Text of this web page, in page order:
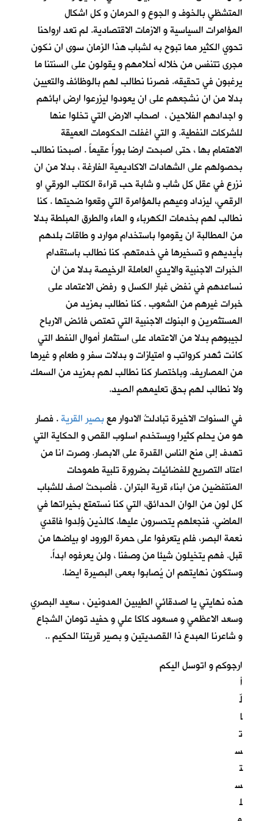
المتشظي بالخوف و الجوع و الحرمان و كل اشكال
المؤامرات السياسية و الازمات الاقتصادية. لم تعد ارواحنا
تحوي الكثير مما تبوح به لشباب هذا الزمان سوى ان نكون
مجرى تتنفس من خلاله أحلامهم و يقولون على السنتنا ما
يرغبون في تحقيقه. فصرنا نطالب لهم بالوظائف والتعيين
بدلا من ان نشجعهم على ان يعودوا ليزرعوا ارض ابائهم
و اجدادهم الفلاحين ، اصحاب الارض التي تخلوا عنها
للشركات النفطية. و التي اغفلت الحكومات العميقة
الاهتمام بها ، حتى اصبحت ارضا بوراً عقيماً . اصبحنا نطالب
بحصولهم على الشهادات الاكاديمية الفارغة ، بدلا من ان
نزرع في عقل كل شاب و شابة حب قراءة الكتاب الورقي او
الرقمي، ليزداد وعيهم بالمؤامرة التي وقعوا ضحيتها . كنا
نطالب لهم بخدمات الكهرباء و الماء والطرق المبلطة بدلا
من المطالبة ان يقوموا باستخدام موارد و طاقات بلدهم
بأيديهم و تسخيرها في خدمتهم. كنا نطالب باستقدام
الخبرات الاجنبية والايدي العاملة الرخيصة بدلا من ان
نساعدهم في نفض غبار الكسل و رفض الاعتماد على
خبرات غيرهم من الشعوب . كنا نطالب بمزيد من
المستثمرين و البنوك الاجنبية التي تمتص فائض الارباح
لجيبوهم بدلا من الاعتماد على استثمار أموال النفط التي
كانت تُهدر كرواتب و امتيازات و بدلات سفر و طعام و غيرها
من المصاريف. وباختصار كنا نطالب لهم بمزيد من السمك
ولا نطالب لهم بحق تعليمهم الصيد.
في السنوات الاخيرة تبادلتُ الادوار معبصير القرية. فصار
هو من يحلم كثيرا ويستخدم اسلوب القص و الحكاية التي
تهدف إلى منح الناس القدرة على الابصار. وصرت انا من
اعتاد التصريح للفضائيات بضرورة تلبية طموحات
المنتفضين من ابناء قرية البتران . فأصبحتُ اصف للشباب
كل لون من الوان الحدائق، التي كنا نستمتع بخيراتها في
الماضي. فنجعلهم يتحسرون عليها، كالذين وُلِدوا فاقدي
نعمة البصر، فلم يتعرفوا على حمرة الورود او بياضها من
قبل. فهم يتخيلون شيئا من وصفنا ، ولن يعرفوه ابداً.
وستكون نهايتهم ان يُصابوا بعمى البصيرة ايضا.
هذه نهايتي يا اصدقائي الطيبين المدونين ، سعيد البصري
وسعد الاعظمي و مسعود كاكا علي و حفيد تومان الشجاع
و شاعرنا المبدع ذا القصديتين و بصير قريتنا الحكيم ..
ارجوكم و اتوسل اليكم
أ
لّ
ا
ت
س
ت
س
ل